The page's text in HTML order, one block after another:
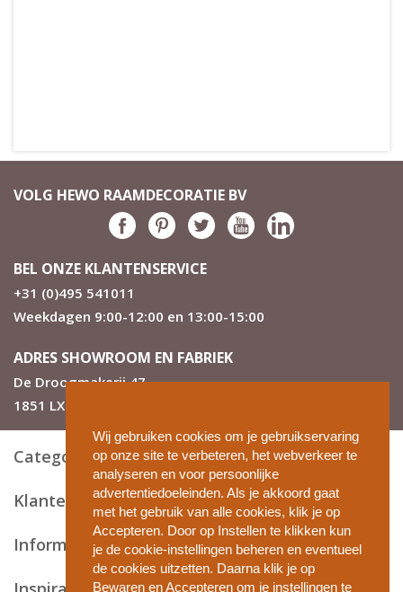
Wij gebruiken cookies om je gebruikservaring
op onze site te verbeteren, het webverkeer te
analyseren en voor persoonlijke
advertentiedoeleinden. Als je akkoord gaat
met het gebruik van alle cookies, klik je op
Accepteren. Door op Instellen te klikken kun
je de cookie-instellingen beheren en eventueel
de cookies uitzetten. Daarna klik je op
Bewaren en Accepteren om je instellingen te
VOLG HEWO RAAMDECORATIE BV
BEL ONZE KLANTENSERVICE
+31 (0)495 541011
Weekdagen 9:00-12:00 en 13:00-15:00
ADRES SHOWROOM EN FABRIEK
De Droogmakerij 47
1851 LX Heiloo
Categorieën
Klantenservice
Informatie en tips